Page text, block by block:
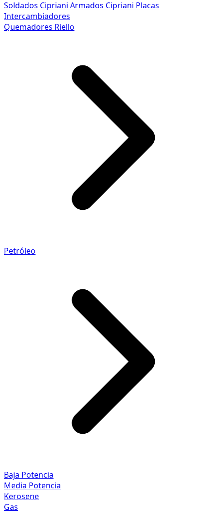
Soldados Cipriani Armados Cipriani Placas
Intercambiadores
Quemadores Riello
Petróleo
Baja Potencia
Media Potencia
Kerosene
Gas